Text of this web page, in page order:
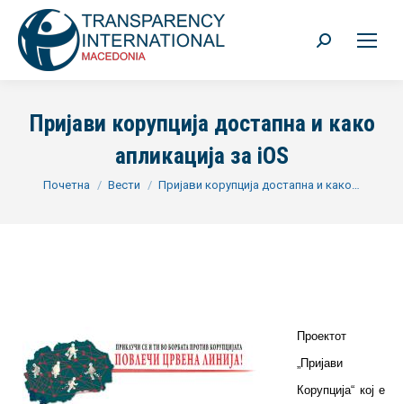
Search:
Пријави корупција достапна и како
апликација за iOS
You are here:
Почетна Вести Пријави корупција достапна и како…
Проектот
„Пријави
Корупција“ кој е